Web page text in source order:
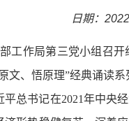
日期：
工作局第三党小组召
文、悟原理”经典诵读
平总书记在2021年中央